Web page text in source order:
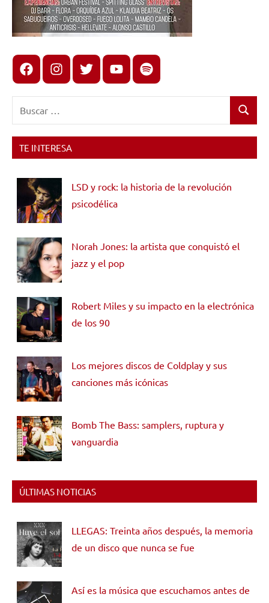
FacebookInstagram
X youtubespotify
Buscar
TE INTERESA
LSD y rock: la historia de la revolución
psicodélica
Norah Jones: la artista que conquistó el
jazz y el pop
Robert Miles y su impacto en la electrónica
de los 90
Los mejores discos de Coldplay y sus
canciones más icónicas
Bomb The Bass: samplers, ruptura y
vanguardia
ÚLTIMAS NOTICIAS
LLEGAS: Treinta años después, la memoria
de un disco que nunca se fue
Así es la música que escuchamos antes de